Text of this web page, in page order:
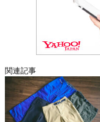
関連記事